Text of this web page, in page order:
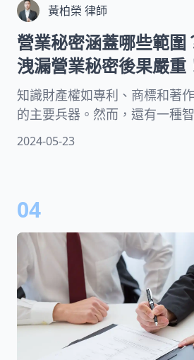
黃柏榮 律師
營業秘密涵蓋哪些範圍
洩漏營業秘密後果嚴重
知識財產權如專利、商標和著
的主要兵器。然而，還有一種
忽視，那就是「營業秘密」。
秘密。
2024-05-23
04